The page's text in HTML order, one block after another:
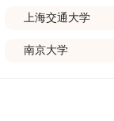
线上报名程序。六、考核
苏州实验室联合组织，具
重，报名及考核期间有违
（二）费用与奖助学费标
期间享受学校与实验室共
程学习阶段由学校协调住
查的考生材料进行评议并
年1月中上旬公布。学院
复试的考生名单。同等学
试，具体时间地点另行通
需参加。3.复试安排复试
能力、创新意识及综合素
分：笔试科目为“经济学
业，形式为闭卷，时长
咨询+现场答疑”三位一
2024年起全面推行“申请
博”“硕博连读”等多元招
专业优化行动，压缩或撤
求旺盛的学科倾斜；同时
单列专项招生计划，与中
物园等科研机构开展联合
机制。（一）推进招生制
上海交通大学
南京大学